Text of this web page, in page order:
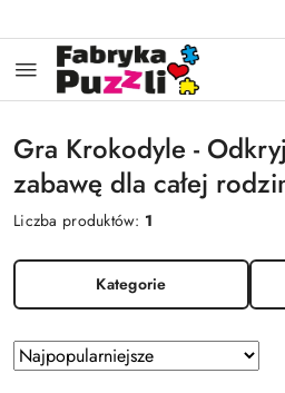
Gra Krokodyle -
zabawę dla całej
Liczba produktów: 1
Kategorie
Zastosowano
sortowanie:
Sortuj
według